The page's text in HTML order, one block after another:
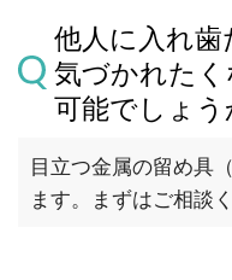
他人に入れ歯
気づかれたく
可能でしょう
目立つ金属の留め具
ます。まずはご相談